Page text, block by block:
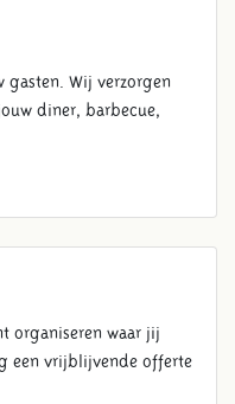
gasten. Wij verzorgen
diner, barbecue,
organiseren waar jij
een vrijblijvende offerte